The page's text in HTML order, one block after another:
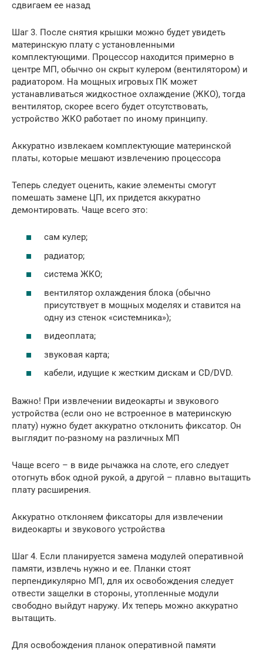
сдвигаем ее назад
Шаг 3. После снятия крышки можно будет увидеть
материнскую плату с установленными
комплектующими. Процессор находится примерно в
центре МП, обычно он скрыт кулером (вентилятором) и
радиатором. На мощных игровых ПК может
устанавливаться жидкостное охлаждение (ЖКО), тогда
вентилятор, скорее всего будет отсутствовать,
устройство ЖКО работает по иному принципу.
Аккуратно извлекаем комплектующие материнской
платы, которые мешают извлечению процессора
Теперь следует оценить, какие элементы смогут
помешать замене ЦП, их придется аккуратно
демонтировать. Чаще всего это:
сам кулер;
радиатор;
система ЖКО;
вентилятор охлаждения блока (обычно
присутствует в мощных моделях и ставится на
одну из стенок «системника»);
видеоплата;
звуковая карта;
кабели, идущие к жестким дискам и CD/DVD.
Важно! При извлечении видеокарты и звукового
устройства (если оно не встроенное в материнскую
плату) нужно будет аккуратно отклонить фиксатор. Он
выглядит по-разному на различных МП
Чаще всего – в виде рычажка на слоте, его следует
отогнуть вбок одной рукой, а другой – плавно вытащить
плату расширения.
Аккуратно отклоняем фиксаторы для извлечении
видеокарты и звукового устройства
Шаг 4. Если планируется замена модулей оперативной
памяти, извлечь нужно и ее. Планки стоят
перпендикулярно МП, для их освобождения следует
отвести защелки в стороны, утопленные модули
свободно выйдут наружу. Их теперь можно аккуратно
вытащить.
Для освобождения планок оперативной памяти